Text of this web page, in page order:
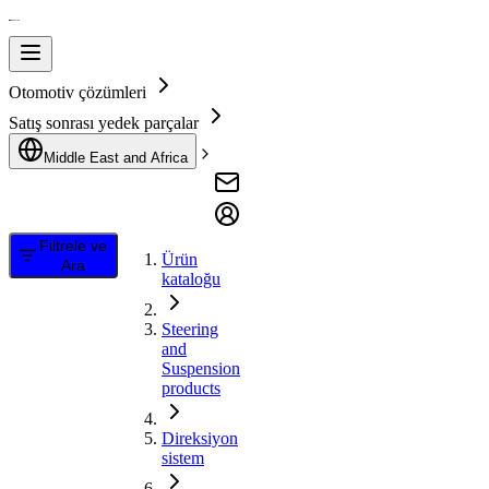
Otomotiv çözümleri
Satış sonrası yedek parçalar
Middle East and Africa
Filtrele ve
Ara
Ürün
kataloğu
Steering
and
Suspension
products
Direksiyon
sistem